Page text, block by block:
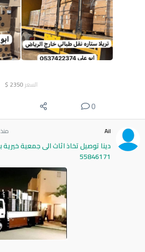
السعر 2350
$
0
Ail منذ 4 ساعات
55846171